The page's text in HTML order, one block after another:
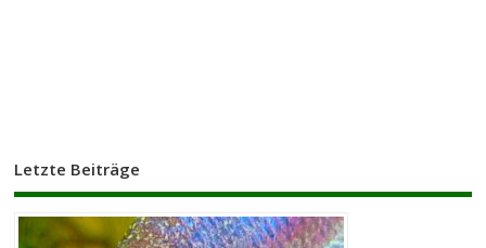
Letzte Beiträge